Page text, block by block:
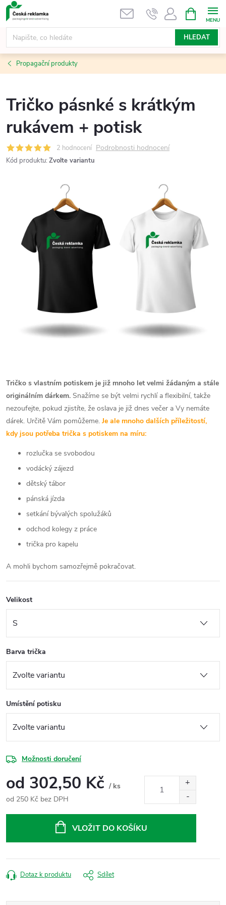
Přejít
na
obsah
HLEDAT
NÁKUPNÍ
KOŠÍK
Propagační produkty
Tričko pásnké s krátkým
rukávem + potisk
2 hodnocení Podrobnosti hodnocení
Kód produktu: Zvolte variantu
Tričko s vlastním potiskem je již mnoho let velmi žádaným a stále
originálním dárkem. Snažíme se být velmi rychlí a flexibilní, takže
nezoufejte, pokud zjistíte, že oslava je již dnes večer a Vy nemáte
dárek. Určitě Vám pomůžeme. Je ale mnoho dalších příležitostí,
kdy jsou potřeba trička s potiskem na míru:
rozlučka se svobodou
vodácký zájezd
dětský tábor
pánská jízda
setkání bývalých spolužáků
odchod kolegy z práce
trička pro kapelu
A mohli bychom samozřejmě pokračovat.
Velikost
Barva trička
Umístění potisku
Možnosti doručení
od 302,50 Kč / ks
od 250 Kč bez DPH
VLOŽIT DO KOŠÍKU
Dotaz k produktu Sdílet